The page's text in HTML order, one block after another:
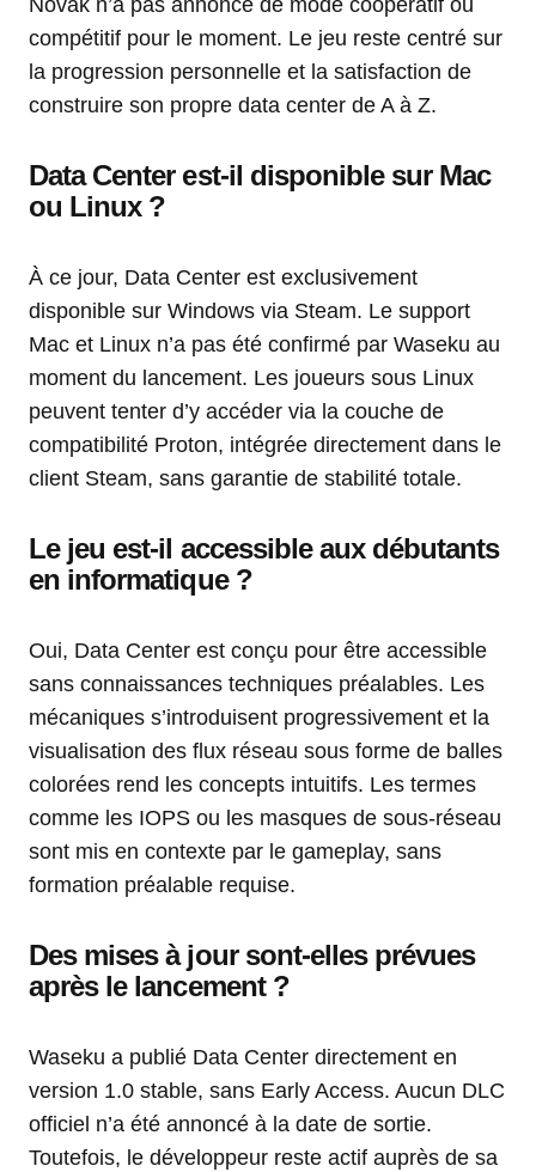
Novák n’a pas annoncé de mode coopératif ou
compétitif pour le moment. Le jeu reste centré sur
la progression personnelle et la satisfaction de
construire son propre data center de A à Z.
Data Center est-il disponible sur Mac
ou Linux ?
À ce jour, Data Center est exclusivement
disponible sur Windows via Steam. Le support
Mac et Linux n’a pas été confirmé par Waseku au
moment du lancement. Les joueurs sous Linux
peuvent tenter d’y accéder via la couche de
compatibilité Proton, intégrée directement dans le
client Steam, sans garantie de stabilité totale.
Le jeu est-il accessible aux débutants
en informatique ?
Oui, Data Center est conçu pour être accessible
sans connaissances techniques préalables. Les
mécaniques s’introduisent progressivement et la
visualisation des flux réseau sous forme de balles
colorées rend les concepts intuitifs. Les termes
comme les IOPS ou les masques de sous-réseau
sont mis en contexte par le gameplay, sans
formation préalable requise.
Des mises à jour sont-elles prévues
après le lancement ?
Waseku a publié Data Center directement en
version 1.0 stable, sans Early Access. Aucun DLC
officiel n’a été annoncé à la date de sortie.
Toutefois, le développeur reste actif auprès de sa